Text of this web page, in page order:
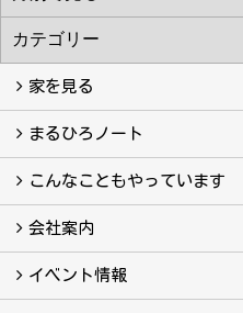
家を見る
フォトギャラリー
現場レポート
完工事例
お客様の声
まるひろノート
真っ直ぐの家づくり
自慢の大工たち
こだわりの自然素材
快適な家のエッセンス
注文住宅ができるまで
こんなこともやっています
こんなこともやっています
会社案内
会社案内
まるひろの人
スタッフ紹介
プライバシーポリシー
イベント情報